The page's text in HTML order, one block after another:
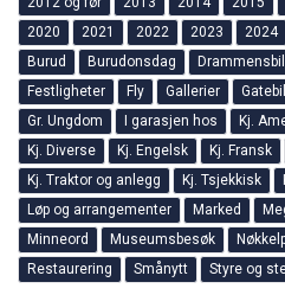
2020
2021 2022 2023 2024
Burud
Burudonsdag
Festligheter
Fly Gallerier
Gr. Ungdom
I garasjen hos Kj.
Kj. Diverse
Kj. Engelsk Kj. Fransk
Kj. Traktor og anlegg
Kj. Tsjekkisk
Løp og arrangementer
Marked
Minneord
Museumsbesøk
Restaurering
Smånytt Styre og